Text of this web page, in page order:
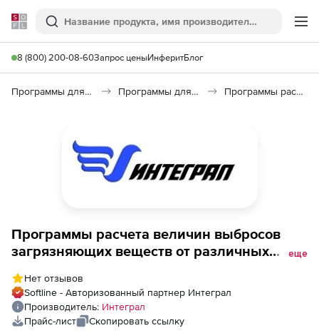
Softline
Поиск
8 (800) 200-08-60Запрос ценыИнферитБлог
Программы для образования и науки Программы для научных расчетов Программы расчета величин выбросов загрязняющих веществ от различных производств от компании «Интеграл»
Программы расчета величин выбросов
загрязняющих веществ от различных
Малой мощности 1.0
еще
Нет отзывов
Softline - Авторизованный партнер Интеграл
Производитель: Интеграл
Прайс-лист
Скопировать ссылку